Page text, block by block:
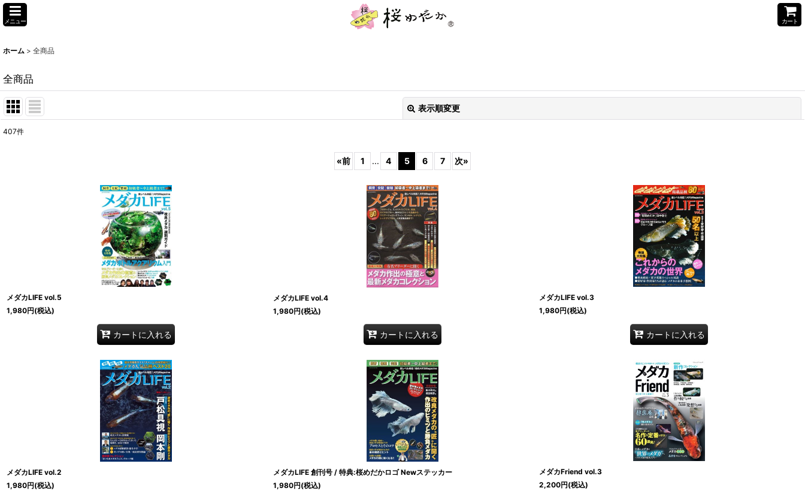
メニュー カート
ホーム > 全商品
全商品
表示順変更
絞り込む
407件
«前 1 ... 4 5 6 7 次»
メダカLIFE vol.5
1,980円(税込)
カートに入れる
メダカLIFE vol.4
1,980円(税込)
カートに入れる
メダカLIFE vol.3
1,980円(税込)
カートに入れる
メダカLIFE vol.2
1,980円(税込)
メダカLIFE 創刊号 / 特典:桜めだかロゴ Newステッカー
1,980円(税込)
メダカFriend vol.3
2,200円(税込)